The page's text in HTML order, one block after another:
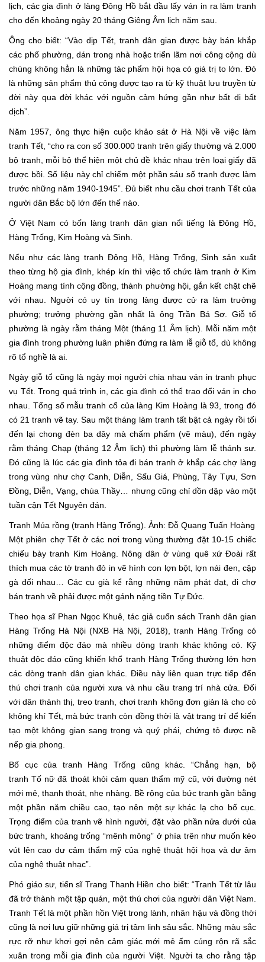
lịch, các gia đình ở làng Đông Hồ bắt đầu lấy ván in ra làm tranh
cho đến khoảng ngày 20 tháng Giêng Âm lịch năm sau.
Ông cho biết: “Vào dịp Tết, tranh dân gian được bày bán khắp
các phố phường, dán trong nhà hoặc triển lãm nơi công cộng dù
chúng không hẳn là những tác phẩm hội họa có giá trị to lớn. Đó
là những sản phẩm thủ công được tạo ra từ kỹ thuật lưu truyền từ
đời này qua đời khác với nguồn cảm hứng gần như bất di bất
dịch”.
Năm 1957, ông thực hiện cuộc khảo sát ở Hà Nội về việc làm
tranh Tết, “cho ra con số 300.000 tranh trên giấy thường và 2.000
bộ tranh, mỗi bộ thể hiện một chủ đề khác nhau trên loại giấy đã
được bồi. Số liệu này chỉ chiếm một phần sáu số tranh được làm
trước những năm 1940-1945”. Đủ biết nhu cầu chơi tranh Tết của
người dân Bắc bộ lớn đến thế nào.
Ở Việt Nam có bốn làng tranh dân gian nổi tiếng là Đông Hồ,
Hàng Trống, Kim Hoàng và Sình.
Nếu như các làng tranh Đông Hồ, Hàng Trống, Sình sản xuất
theo từng hộ gia đình, khép kín thì việc tổ chức làm tranh ở Kim
Hoàng mang tính cộng đồng, thành phường hội, gắn kết chặt chẽ
với nhau. Người có uy tín trong làng được cử ra làm trưởng
phường; trưởng phường gần nhất là ông Trần Bá Sơ. Giỗ tổ
phường là ngày rằm tháng Một (tháng 11 Âm lịch). Mỗi năm một
gia đình trong phường luân phiên đứng ra làm lễ giỗ tổ, dù không
rõ tổ nghề là ai.
Ngày giỗ tổ cũng là ngày mọi người chia nhau ván in tranh phục
vụ Tết. Trong quá trình in, các gia đình có thể trao đổi ván in cho
nhau. Tổng số mẫu tranh cổ của làng Kim Hoàng là 93, trong đó
có 21 tranh vẽ tay. Sau một tháng làm tranh tất bật cả ngày rồi tối
đến lại chong đèn ba dây mà chấm phẩm (vẽ màu), đến ngày
rằm tháng Chạp (tháng 12 Âm lịch) thì phường làm lễ thánh sư.
Đó cũng là lúc các gia đình tỏa đi bán tranh ở khắp các chợ làng
trong vùng như chợ Canh, Diễn, Sấu Giá, Phùng, Tây Tựu, Sơn
Đồng, Diễn, Vạng, chùa Thầy… nhưng cũng chỉ dồn dập vào một
tuần cận Tết Nguyên đán.
Tranh Múa rồng (tranh Hàng Trống). Ảnh: Đỗ Quang Tuấn Hoàng
Một phiên chợ Tết ở các nơi trong vùng thường đặt 10-15 chiếc
chiếu bày tranh Kim Hoàng. Nông dân ở vùng quê xứ Đoài rất
thích mua các tờ tranh đỏ in vẽ hình con lợn bột, lợn nái đen, cặp
gà đối nhau… Các cụ già kể rằng những năm phát đạt, đi chợ
bán tranh về phải được một gánh nặng tiền Tự Đức.
Theo họa sĩ Phan Ngọc Khuê, tác giả cuốn sách Tranh dân gian
Hàng Trống Hà Nội (NXB Hà Nội, 2018), tranh Hàng Trống có
những điểm độc đáo mà nhiều dòng tranh khác không có. Kỹ
thuật độc đáo cũng khiến khổ tranh Hàng Trống thường lớn hơn
các dòng tranh dân gian khác. Điều này liên quan trực tiếp đến
thú chơi tranh của người xưa và nhu cầu trang trí nhà cửa. Đối
với dân thành thị, treo tranh, chơi tranh không đơn giản là cho có
không khí Tết, mà bức tranh còn đồng thời là vật trang trí để kiến
tạo một không gian sang trọng và quý phái, chứng tỏ được nề
nếp gia phong.
Bố cục của tranh Hàng Trống cũng khác. “Chẳng hạn, bộ
tranh Tố nữ đã thoát khỏi cảm quan thẩm mỹ cũ, với đường nét
mới mẻ, thanh thoát, nhẹ nhàng. Bề rộng của bức tranh gần bằng
một phần năm chiều cao, tạo nên một sự khác lạ cho bố cục.
Trọng điểm của tranh vẽ hình người, đặt vào phần nửa dưới của
bức tranh, khoảng trống “mênh mông” ở phía trên như muốn kéo
vút lên cao dư cảm thẩm mỹ của nghệ thuật hội họa và dư âm
của nghệ thuật nhạc”.
Phó giáo sư, tiến sĩ Trang Thanh Hiền cho biết: “Tranh Tết từ lâu
đã trở thành một tập quán, một thú chơi của người dân Việt Nam.
Tranh Tết là một phần hồn Việt trong lành, nhân hậu và đồng thời
cũng là nơi lưu giữ những giá trị tâm linh sâu sắc. Những màu sắc
rực rỡ như khơi gợi nên cảm giác mới mẻ ấm cúng rộn rã sắc
xuân trong mỗi gia đình của người Việt. Người ta cho rằng tập